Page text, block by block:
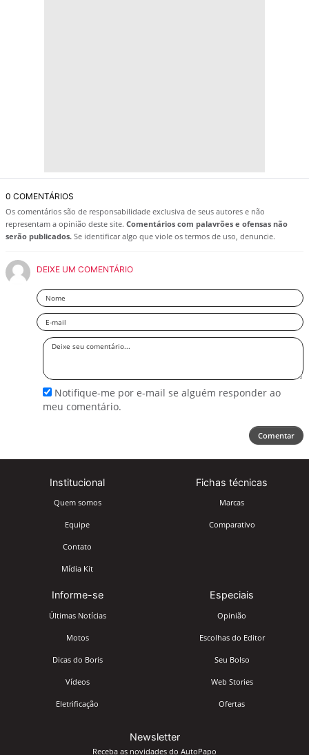
0 COMENTÁRIOS
Os comentários são de responsabilidade exclusiva de seus autores e não
representam a opinião deste site. Comentários com palavrões e ofensas não
serão publicados. Se identificar algo que viole os termos de uso, denuncie.
DEIXE UM COMENTÁRIO
Nome
Email
Deixe
Notifique-me por e-mail se alguém responder ao
meu comentário.
Comentar
Institucional
Quem somos
Equipe
Contato
Mídia Kit
Fichas técnicas
Marcas
Comparativo
Informe-se
Últimas Notícias
Motos
Dicas do Boris
Vídeos
Eletrificação
Especiais
Opinião
Escolhas do Editor
Seu Bolso
Web Stories
Ofertas
Newsletter
Receba as novidades do AutoPapo